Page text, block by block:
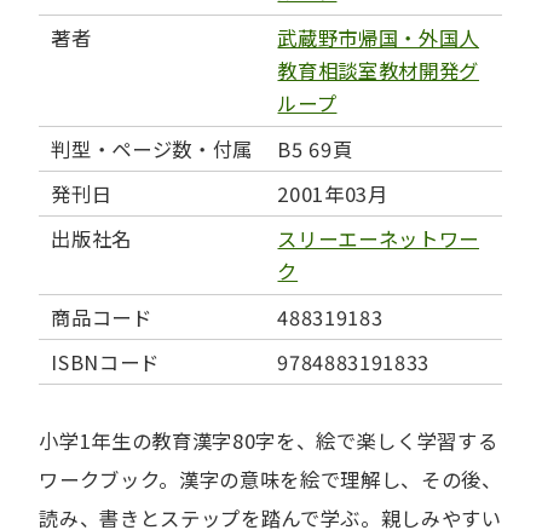
著者
武蔵野市帰国・外国人
教育相談室教材開発グ
ループ
判型・ページ数・付属
B5 69頁
発刊日
2001年03月
出版社名
スリーエーネットワー
ク
商品コード
488319183
ISBNコード
9784883191833
小学1年生の教育漢字80字を、絵で楽しく学習する
ワークブック。漢字の意味を絵で理解し、その後、
読み、書きとステップを踏んで学ぶ。親しみやすい